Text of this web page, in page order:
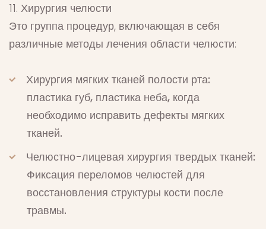
11. Хирургия челюсти
​Это группа процедур, включающая в себя
различные методы лечения области челюсти:
Хирургия мягких тканей полости рта:
пластика губ, пластика неба, когда
необходимо исправить дефекты мягких
тканей.
Челюстно-лицевая хирургия твердых тканей:
Фиксация переломов челюстей для
восстановления структуры кости после
травмы.